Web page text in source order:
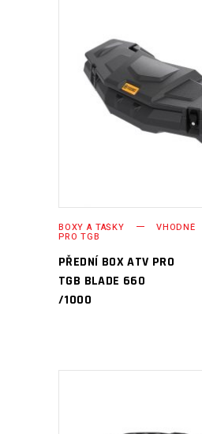
PŘIDAT DO
BOXY A TAŠKY VHODNÉ
PRO TGB
PŘEDNÍ BOX ATV PRO
TGB BLADE 660
/1000